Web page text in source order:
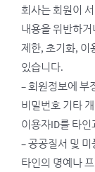
회사는 회원이
내용을 위반하
제한, 초기화, 이
있습니다.
– 회원정보에 부
비밀번호 기타
이용자ID를 타
– 공공질서 및
타인의 명예나